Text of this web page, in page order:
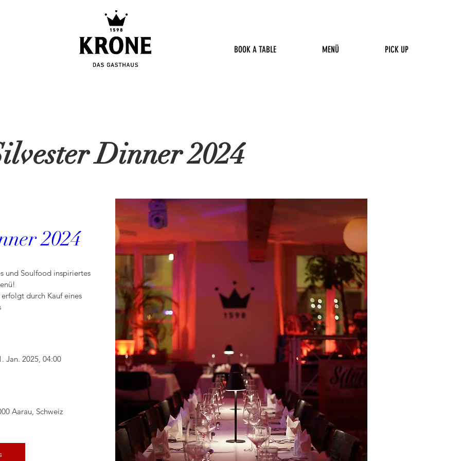
BOOK A TABLE MENÜ PICK UP
Dinner 2024
2024
und Soulfood inspiriertes
durch Kauf eines
Jan. 2025, 04:00
Aarau, Schweiz